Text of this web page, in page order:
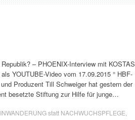
– PHOENIX-Interview mit KOSTAS
YOUTUBE-Video vom 17.09.2015 ° HBF-
Produzent Till Schweiger hat gestern der
besetzte Stiftung zur Hilfe für junge…
statt NACHWUCHSPFLEGE